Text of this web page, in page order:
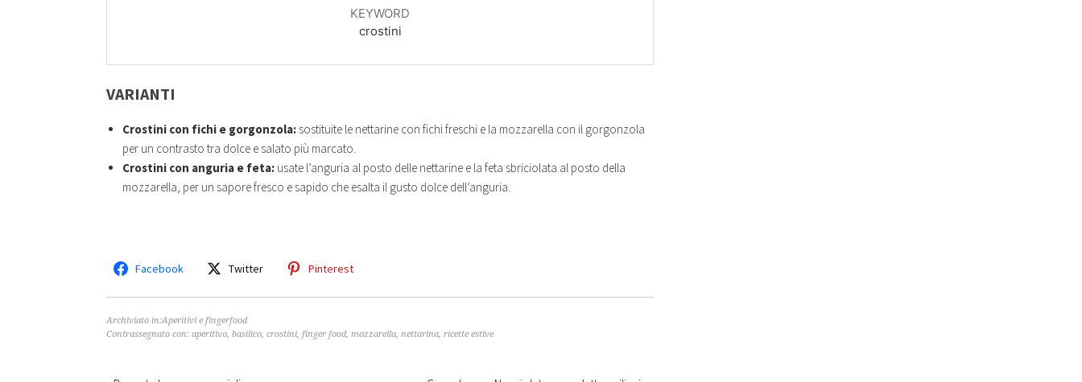
KEYWORD
crostini
VARIANTI
Crostini con fichi e gorgonzola: sostituite le nettarine con fichi freschi e la mozzarella con il gorgonzola
per un contrasto tra dolce e salato più marcato.
Crostini con anguria e feta: usate l’anguria al posto delle nettarine e la feta sbriciolata al posto della
mozzarella, per un sapore fresco e sapido che esalta il gusto dolce dell’anguria.
Facebook Twitter Pinterest
Archiviato in:Aperitivi e fingerfood
Contrassegnato con: aperitivo, basilico, crostini, finger food, mozzarella, nettarina, ricette estive